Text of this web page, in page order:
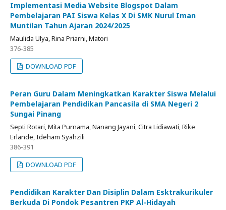
Implementasi Media Website Blogspot Dalam
Pembelajaran PAI Siswa Kelas X Di SMK Nurul Iman
Muntilan Tahun Ajaran 2024/2025
Maulida Ulya, Rina Priarni, Matori
376-385
DOWNLOAD PDF
Peran Guru Dalam Meningkatkan Karakter Siswa Melalui
Pembelajaran Pendidikan Pancasila di SMA Negeri 2
Sungai Pinang
Septi Rotari, Mita Purnama, Nanang Jayani, Citra Lidiawati, Rike
Erlande, Ideham Syahzili
386-391
DOWNLOAD PDF
Pendidikan Karakter Dan Disiplin Dalam Esktrakurikuler
Berkuda Di Pondok Pesantren PKP Al-Hidayah